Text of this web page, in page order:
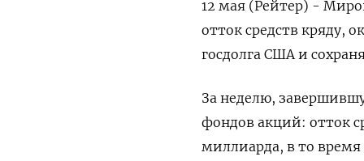
12 мая (Рейтер) -
отток средств кряду,
госдолга США и
За неделю,
фондов акций: отток
миллиарда, в то